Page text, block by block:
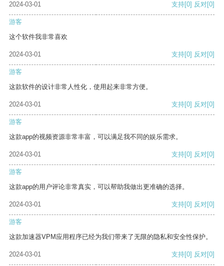
2024-03-01 支持[0] 反对[0]
游客
这个软件我非常喜欢
2024-03-01 支持[0] 反对[0]
游客
这款软件的设计非常人性化，使用起来非常方便。
2024-03-01 支持[0] 反对[0]
游客
这款app的视频资源非常丰富，可以满足我不同的娱乐需求。
2024-03-01 支持[0] 反对[0]
游客
这款app的用户评论非常真实，可以帮助我做出更准确的选择。
2024-03-01 支持[0] 反对[0]
游客
这款加速器VPM应用程序已经为我们带来了无限的隐私和安全性保护。
2024-03-01 支持[0] 反对[0]